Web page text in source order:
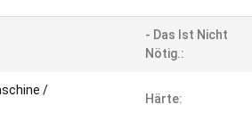
- Das Ist Nicht
Nötig.:
/
Härte: